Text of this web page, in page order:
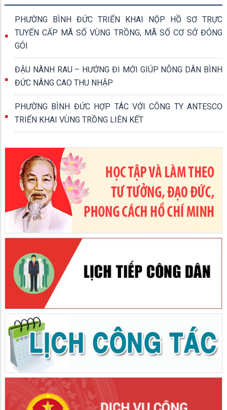
PHẦN MỀM ONE AI
18/07/2026
PHƯỜNG BÌNH ĐỨC ĐẨY MẠNH THỰC HIỆN “CHIẾN
DỊCH RÀ SOÁT, LÀM SẠCH DỮ LIỆU, CẤP CĂN CƯỚC
VÀ ĐỊNH DANH ĐIỆN TỬ CÁ NHÂN, TỔ CHỨC VÀ SỔ
SỨC KHỎE ĐIỆN TỬ TRÊN ỨNG DỤNG VNEID”
16/07/2026
PHƯỜNG BÌNH ĐỨC TỔ CHỨC TẬP HUẤN CHUYỂN
ĐỔI SỐ THỰC HIỆN PHONG TRÀO "BÌNH DÂN HỌC VỤ
SỐ" ĐỢT 2